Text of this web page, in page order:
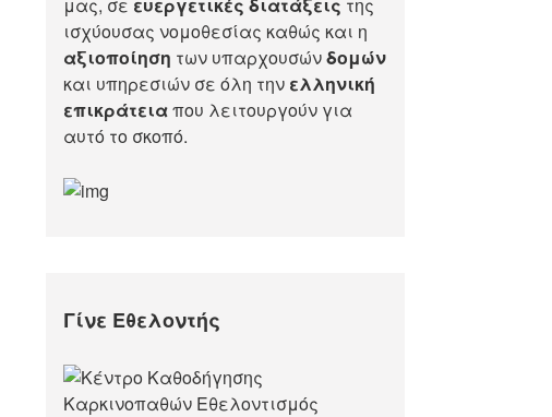
ισχύουσας νομοθεσίας καθώς και η
αξιοποίηση των υπαρχουσώνδομών
και υπηρεσιών σε όλη την ελληνική
επικράτειαπου λειτουργούν για
αυτό το σκοπό.​
Γίνε Εθελοντής